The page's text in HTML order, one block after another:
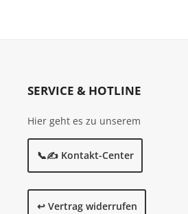
SERVICE & HOTLINE
Hier geht es zu unserem
📞✍️ Kontakt-Center
↩️ Vertrag widerrufen